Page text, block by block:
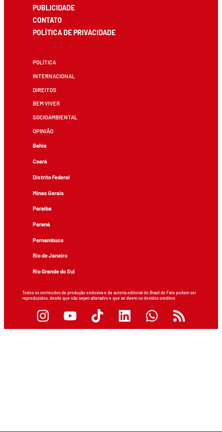
PUBLICIDADE
CONTATO
POLÍTICA DE PRIVACIDADE
POLÍTICA
INTERNACIONAL
DIREITOS
BEM VIVER
SOCIOAMBIENTAL
OPINIÃO
Bahia
Ceará
Distrito Federal
Minas Gerais
Paraíba
Paraná
Pernambuco
Rio de Janeiro
Rio Grande do Sul
Todos os conteúdos de produção exclusiva e de autoria editorial do Brasil de Fato podem ser
reproduzidos, desde que não sejam alterados e que se deem os devidos créditos.